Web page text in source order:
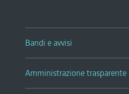
Bandi e avvisi
Amministrazione trasparente